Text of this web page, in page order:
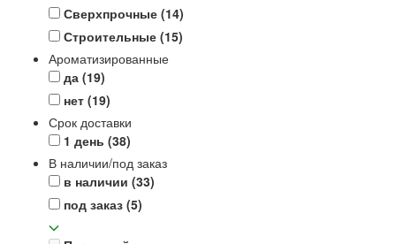
Сверхпрочные (14)
Строительные (15)
Ароматизированные
да (19)
нет (19)
Срок доставки
1 день (38)
В наличии/под заказ
в наличии (33)
под заказ (5)